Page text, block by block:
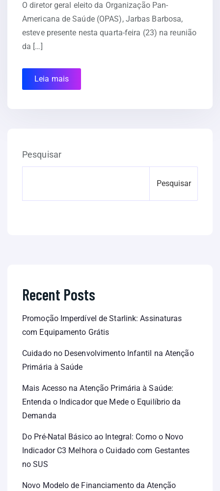
O diretor geral eleito da Organização Pan-
Americana de Saúde (OPAS), Jarbas Barbosa,
esteve presente nesta quarta-feira (23) na reunião
da […]
Leia mais
Pesquisar
Pesquisar
Recent Posts
Promoção Imperdível de Starlink: Assinaturas
com Equipamento Grátis
Cuidado no Desenvolvimento Infantil na Atenção
Primária à Saúde
Mais Acesso na Atenção Primária à Saúde:
Entenda o Indicador que Mede o Equilíbrio da
Demanda
Do Pré-Natal Básico ao Integral: Como o Novo
Indicador C3 Melhora o Cuidado com Gestantes
no SUS
Novo Modelo de Financiamento da Atenção